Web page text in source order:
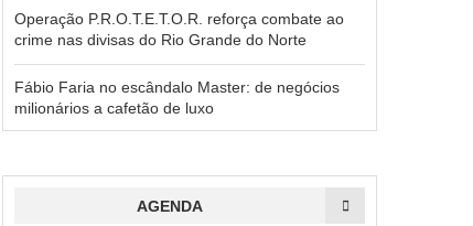
Operação P.R.O.T.E.T.O.R. reforça combate ao
crime nas divisas do Rio Grande do Norte
Fábio Faria no escândalo Master: de negócios
milionários a cafetão de luxo
AGENDA